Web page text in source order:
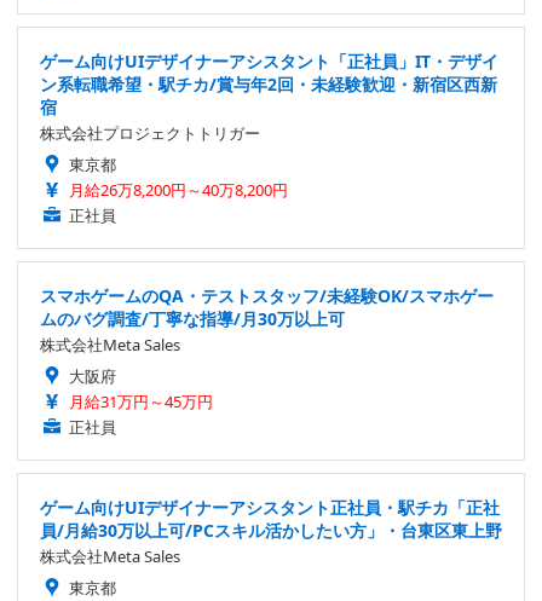
ゲーム向けUIデザイナーアシスタント「正社員」IT・デザイ
ン系転職希望・駅チカ/賞与年2回・未経験歓迎・新宿区西新
宿
株式会社プロジェクトトリガー
東京都
月給26万8,200円～40万8,200円
正社員
スマホゲームのQA・テストスタッフ/未経験OK/スマホゲー
ムのバグ調査/丁寧な指導/月30万以上可
株式会社Meta Sales
大阪府
月給31万円～45万円
正社員
ゲーム向けUIデザイナーアシスタント正社員・駅チカ「正社
員/月給30万以上可/PCスキル活かしたい方」・台東区東上野
株式会社Meta Sales
東京都